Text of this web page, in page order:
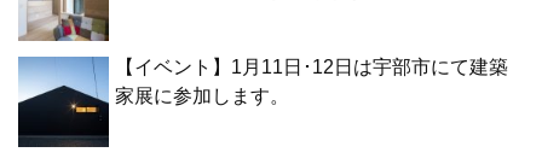
【イベント】1月11日･12日は宇部市にて建築
家展に参加します。